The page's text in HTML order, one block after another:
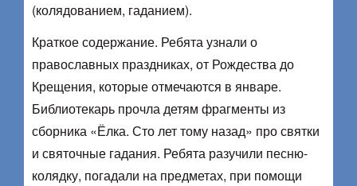
(колядованием, гаданием).
Краткое содержание. Ребята узнали о
православных праздниках, от Рождества до
Крещения, которые отмечаются в январе.
Библиотекарь прочла детям фрагменты из
сборника «Ёлка. Сто лет тому назад» про святки
и святочные гадания. Ребята разучили песню-
колядку, погадали на предметах, при помощи